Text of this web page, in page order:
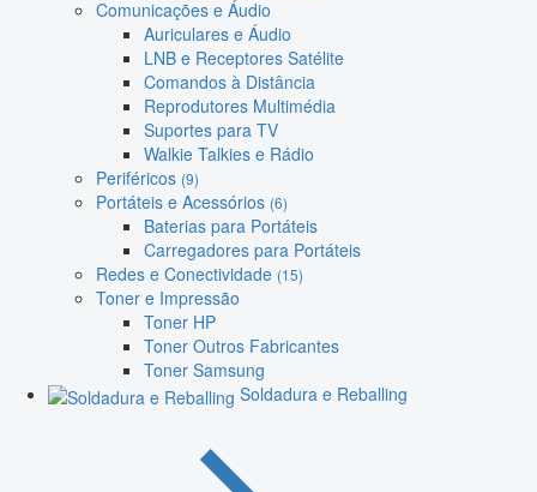
Comunicações e Áudio
Auriculares e Áudio
LNB e Receptores Satélite
Comandos à Distância
Reprodutores Multimédia
Suportes para TV
Walkie Talkies e Rádio
Periféricos (9)
Portáteis e Acessórios (6)
Baterias para Portáteis
Carregadores para Portáteis
Redes e Conectividade (15)
Toner e Impressão
Toner HP
Toner Outros Fabricantes
Toner Samsung
Soldadura e Reballing